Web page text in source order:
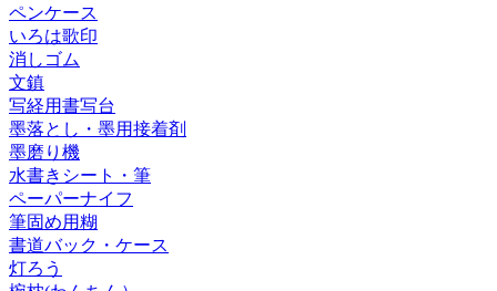
ペンケース
いろは歌印
消しゴム
文鎮
写経用書写台
墨落とし・墨用接着剤
墨磨り機
水書きシート・筆
ペーパーナイフ
筆固め用糊
書道バック・ケース
灯ろう